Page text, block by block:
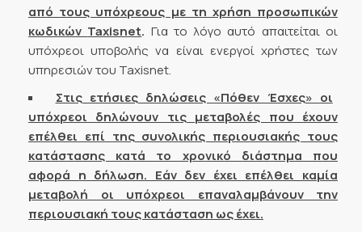
από τους υπόχρεους με τη χρήση προσωπικών
κωδικών Taxisnet. Για το λόγο αυτό απαιτείται οι
υπόχρεοι υποβολής να είναι ενεργοί χρήστες των
υπηρεσιών του Taxisnet.
Στις ετήσιες δηλώσεις «Πόθεν Έσχες» οι
υπόχρεοι δηλώνουν τις μεταβολές που έχουν
επέλθει επί της συνολικής περιουσιακής τους
κατάστασης κατά το χρονικό διάστημα που
αφορά η δήλωση. Εάν δεν έχει επέλθει καμία
μεταβολή οι υπόχρεοι επαναλαμβάνουν την
περιουσιακή τους κατάσταση ως έχει.